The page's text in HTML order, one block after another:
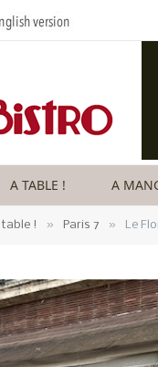
A TABLE ! A
table ! » Paris 7 » Le